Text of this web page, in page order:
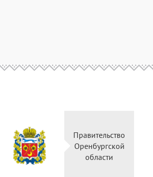
Правительство
Оренбургской
области